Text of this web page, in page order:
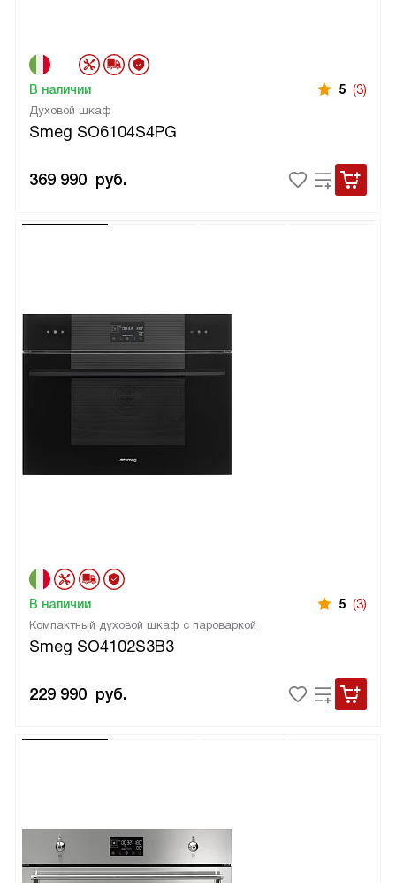
Духовой шкаф
Smeg SO6104S4PG
В наличии 5 (3)
369 990 руб.
Компактный духовой шкаф с пароваркой
Smeg SO4102S3B3
В наличии 5 (3)
229 990 руб.